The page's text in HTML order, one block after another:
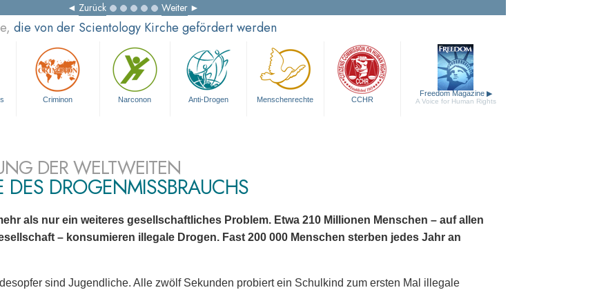
Zurück Weiter
die von der Scientology Kirche gefördert werden
Criminon Narconon Anti-Drogen Menschenrechte CCHR
Freedom Magazine ▶
A Voice for Human Rights
DER WELTWEITEN
DES DROGENMISSBRAUCHS
als nur ein weiteres gesellschaftliches Problem. Etwa 210 Millionen Menschen – auf allen
– konsumieren illegale Drogen. Fast 200 000 Menschen sterben jedes Jahr an
sind Jugendliche. Alle zwölf Sekunden probiert ein Schulkind zum ersten Mal illegale